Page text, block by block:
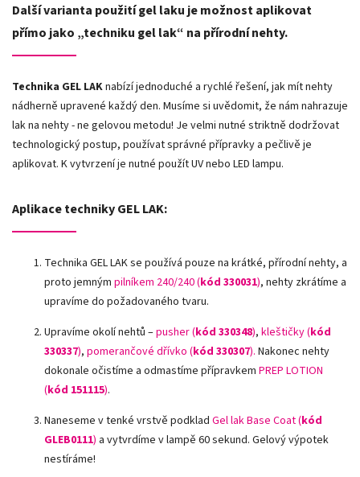
Další varianta použití gel laku je možnost aplikovat
přímo jako „techniku gel lak“ na přírodní nehty.
Technika GEL LAKnabízí jednoduché a rychlé řešení, jak mít nehty
nádherně upravené každý den. Musíme si uvědomit, že nám nahrazuje
lak na nehty - ne gelovou metodu! Je velmi nutné striktně dodržovat
technologický postup, používat správné přípravky a pečlivě je
aplikovat. K vytvrzení je nutné použít UV nebo LED lampu.
Aplikace techniky GEL LAK:
Technika GEL LAK se používá pouze na krátké, přírodní nehty, a
proto jemným pilníkem 240/240 (kód 330031), nehty zkrátíme a
upravíme do požadovaného tvaru.
Upravíme okolí nehtů –pusher (kód 330348), kleštičky (kód
330337), pomerančové dřívko (kód 330307). Nakonec nehty
dokonale očistíme a odmastíme přípravkem PREP LOTION
(kód 151115).
Naneseme v tenké vrstvě podklad Gel lak Base Coat (kód
GLEB0111) a vytvrdíme v lampě 60 sekund. Gelový výpotek
nestíráme!